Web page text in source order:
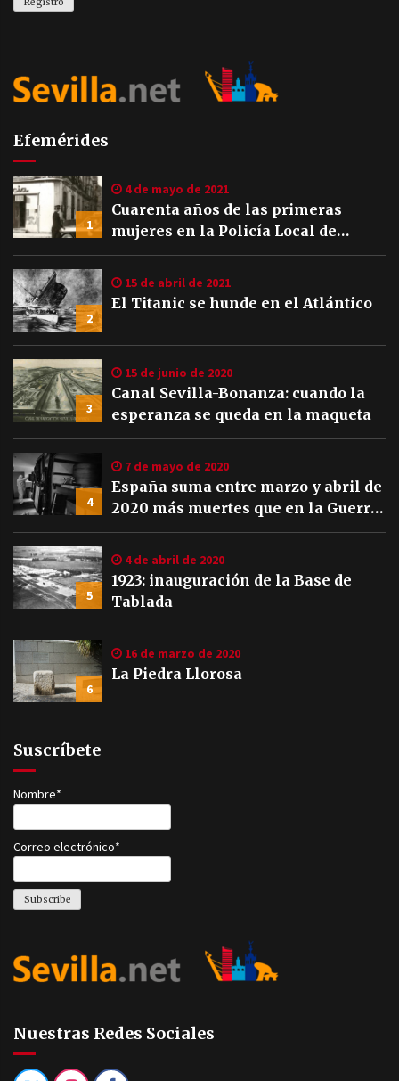
Efemérides
1
4 de mayo de 2021
Cuarenta años de las primeras
mujeres en la Policía Local de
Sevilla
2
15 de abril de 2021
El Titanic se hunde en el Atlántico
3
15 de junio de 2020
Canal Sevilla-Bonanza: cuando la
esperanza se queda en la maqueta
4
7 de mayo de 2020
España suma entre marzo y abril de
2020 más muertes que en la Guerra
Civil
5
4 de abril de 2020
1923: inauguración de la Base de
Tablada
6
16 de marzo de 2020
La Piedra Llorosa
Suscríbete
Nombre*
Correo electrónico*
Nuestras Redes Sociales